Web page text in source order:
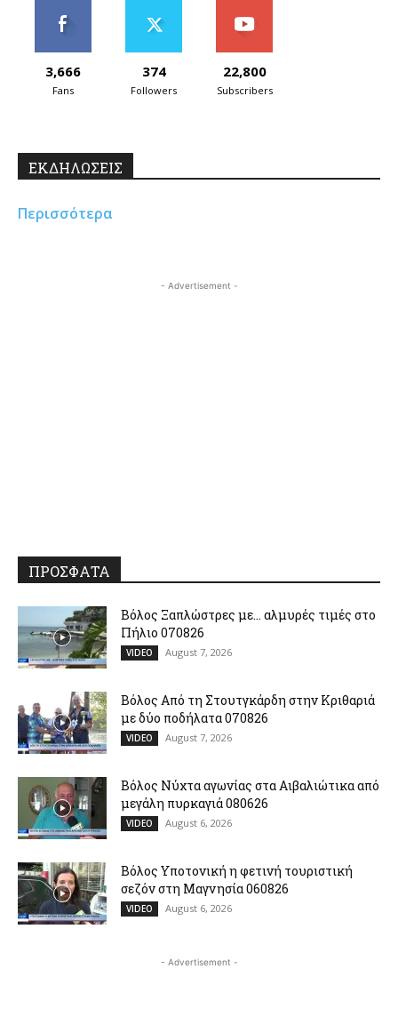
3,666
Fans
374
Followers
22,800
Subscribers
ΕΚΔΗΛΩΣΕΙΣ
Περισσότερα
- Advertisement -
ΠΡΟΣΦΑΤΑ
Βόλος Ξαπλώστρες με… αλμυρές τιμές στο
Πήλιο 070826
VIDEO August 7, 2026
Βόλος Από τη Στουτγκάρδη στην Κριθαριά
με δύο ποδήλατα 070826
VIDEO August 7, 2026
Βόλος Νύχτα αγωνίας στα Αιβαλιώτικα από
μεγάλη πυρκαγιά 080626
VIDEO August 6, 2026
Βόλος Υποτονική η φετινή τουριστική
σεζόν στη Μαγνησία 060826
VIDEO August 6, 2026
- Advertisement -